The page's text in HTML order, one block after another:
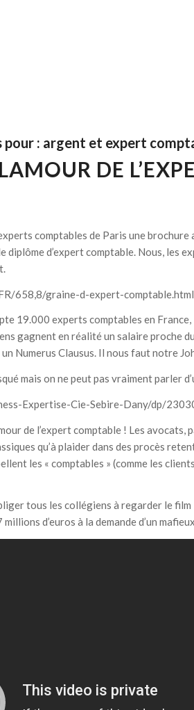
pour : argent et expert
DE
comptables de Paris une
diplôme d’expert comptable. Nous, les
658,8/graine-d-expert-comptable.html
19.000 experts comptables en
gagnent en réalité un salaire proche
Numerus Clausus. Il nous faut notre
mais on ne peut pas vraiment parler
Expertise-Cie-Sebire-Dany/dp/
de l’expert comptable ! Les avocats,
qu’à plaider dans des procès
les « comptables » (comme les
tous les collégiens à regarder le film
d’euros à la demande d’un